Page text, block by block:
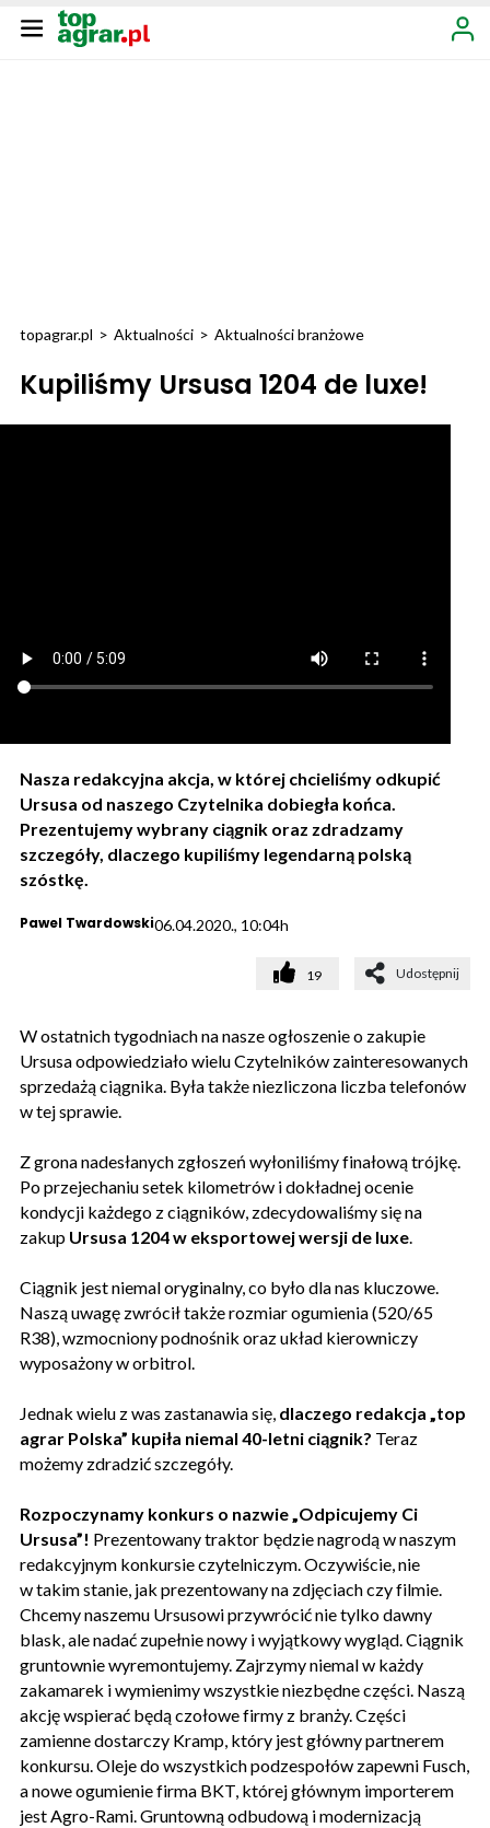
topagrar.pl > Aktualności > Aktualności branżowe
Kupiliśmy Ursusa 1204 de luxe!
Nasza redakcyjna akcja, w której chcieliśmy odkupić
Ursusa od naszego Czytelnika dobiegła końca.
Prezentujemy wybrany ciągnik oraz zdradzamy
szczegóły, dlaczego kupiliśmy legendarną polską
szóstkę.
Pawel Twardowski06.04.2020., 10:04h
19 Udostępnij
W ostatnich tygodniach na nasze ogłoszenie o zakupie
Ursusa odpowiedziało wielu Czytelników zainteresowanych
sprzedażą ciągnika. Była także niezliczona liczba telefonów
w tej sprawie.
Z grona nadesłanych zgłoszeń wyłoniliśmy finałową trójkę.
Po przejechaniu setek kilometrów i dokładnej ocenie
kondycji każdego z ciągników, zdecydowaliśmy się na
zakup Ursusa 1204 w eksportowej wersji de luxe
Ciągnik jest niemal oryginalny, co było dla nas kluczowe.
Naszą uwagę zwrócił także rozmiar ogumienia (520/65
R38), wzmocniony podnośnik oraz układ kierowniczy
wyposażony w orbitrol.
Jednak wielu z was zastanawia się, dlaczego redakcja „top
agrar Polska” kupiła niemal 40-letni ciągnik? Teraz
możemy zdradzić szczegóły.
Rozpoczynamy konkurs o nazwie „Odpicujemy Ci
Ursusa”! Prezentowany traktor będzie nagrodą w naszym
redakcyjnym konkursie czytelniczym. Oczywiście, nie
w takim stanie, jak prezentowany na zdjęciach czy filmie.
Chcemy naszemu Ursusowi przywrócić nie tylko dawny
blask, ale nadać zupełnie nowy i wyjątkowy wygląd. Ciągnik
gruntownie wyremontujemy. Zajrzymy niemal w każdy
zakamarek i wymienimy wszystkie niezbędne części. Naszą
akcję wspierać będą czołowe firmy z branży. Części
zamienne dostarczy Kramp, który jest główny partnerem
konkursu. Oleje do wszystkich podzespołów zapewni Fusch,
a nowe ogumienie firma BKT, której głównym importerem
jest Agro-Rami. Gruntowną odbudową i modernizacją